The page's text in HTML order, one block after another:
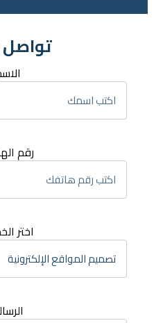
رقم
اختر